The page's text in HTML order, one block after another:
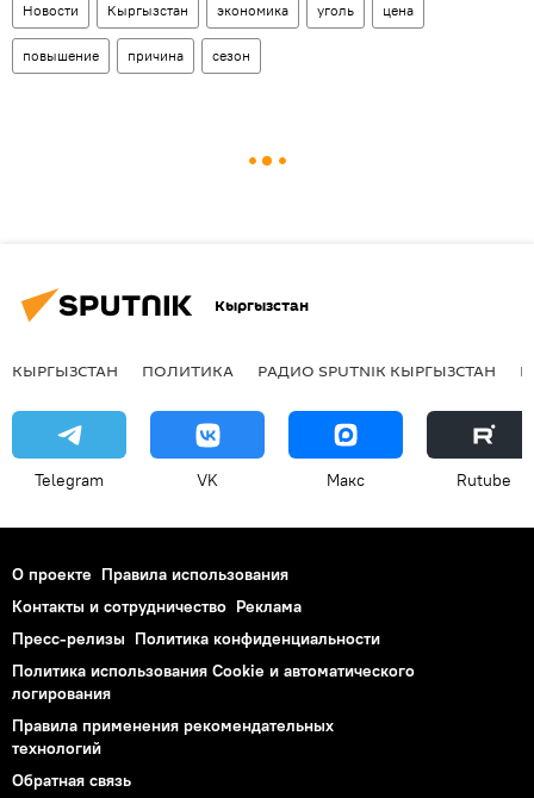
Новости Кыргызстан экономика уголь цена
повышение причина сезон
Кыргызстан
КЫРГЫЗСТАН ПОЛИТИКА РАДИО SPUTNIK КЫРГЫЗСТАН
Telegram VK Макс Rutube
О проекте Правила использования
Контакты и сотрудничество Реклама
Пресс-релизы Политика конфиденциальности
Политика использования Cookie и автоматического
логирования
Правила применения рекомендательных
технологий
Обратная связь